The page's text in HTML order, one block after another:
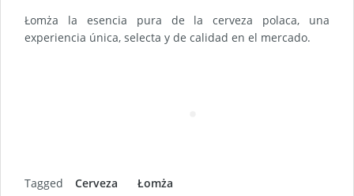
Łomża la esencia pura de la cerveza polaca, una
experiencia única, selecta y de calidad en el mercado.
Tagged Cerveza Łomża